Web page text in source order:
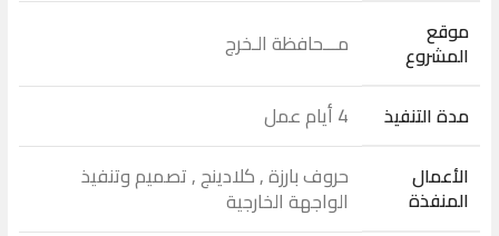
موقع
المشروع مـــحافظة الـخرج
مدة التنفيذ 4 أيام عمل
الأعمال
المنفذة
حروف بارزة , كلادينج , تصميم وتنفيذ
الواجهة الخارجية